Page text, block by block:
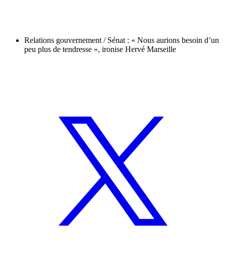
Relations gouvernement / Sénat : « Nous aurions besoin d’un
peu plus de tendresse », ironise Hervé Marseille